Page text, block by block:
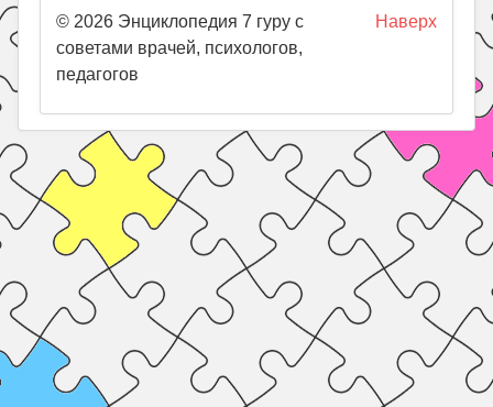
Наверх
© 2026 Энциклопедия 7 гуру с
советами врачей, психологов,
педагогов